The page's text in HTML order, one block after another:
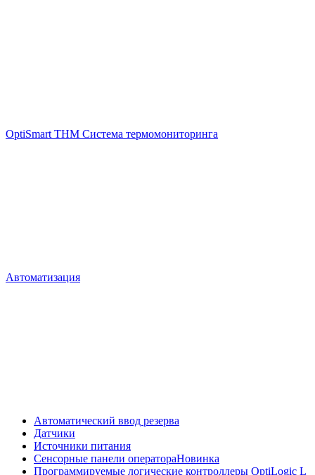
OptiSmart THM Система термомониторинга
Автоматизация
Автоматический ввод резерва
Датчики
Источники питания
Сенсорные панели оператораНовинка
Программируемые логические контроллеры OptiLogic L